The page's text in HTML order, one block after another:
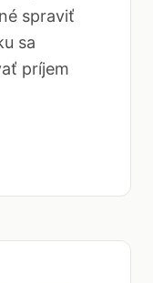
spraviť
sa
príjem